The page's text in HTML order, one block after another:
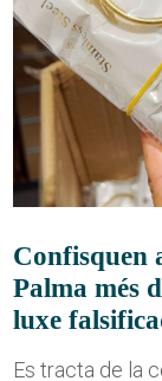
Confisquen
Palma més
luxe
Es tracta de la